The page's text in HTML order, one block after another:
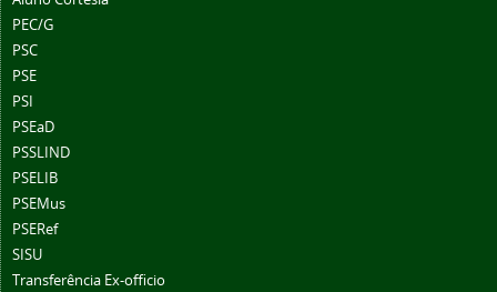
PEC/G
PSC
PSE
PSI
PSEaD
PSSLIND
PSELIB
PSEMus
PSERef
SISU
Transferência Ex-officio